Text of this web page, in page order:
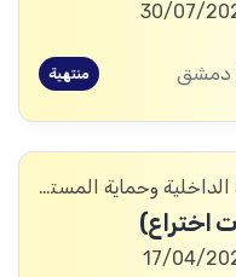
دمشق منتهية
الإدارة العامة للتجارة الداخلية وحماية المستهلك
اختراع)